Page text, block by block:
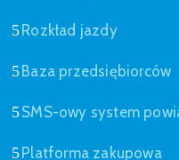
Rozkład jazdy
Baza przedsiębiorców
SMS-owy system
Platforma zakupowa